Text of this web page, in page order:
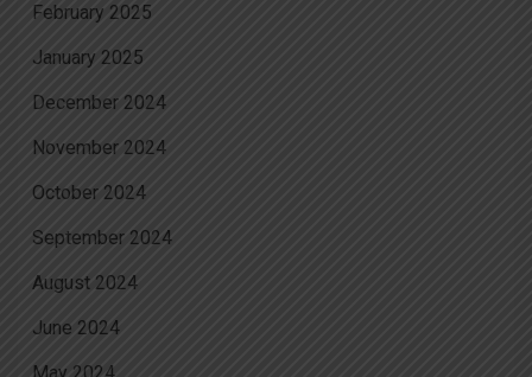
February 2025
January 2025
December 2024
November 2024
October 2024
September 2024
August 2024
June 2024